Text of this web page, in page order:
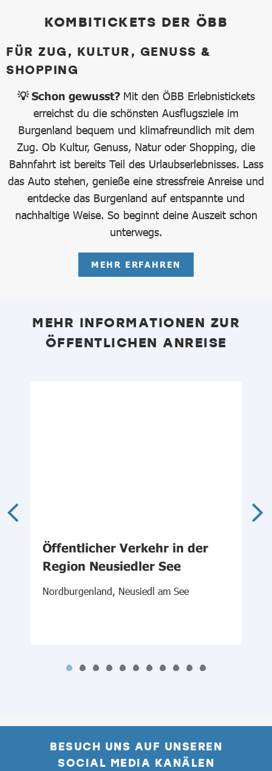
KOMBITICKETS DER ÖBB
FÜR ZUG, KULTUR, GENUSS &
SHOPPING
💡 Schon gewusst? Mit den ÖBB Erlebnistickets
erreichst du die schönsten Ausflugsziele im
Burgenland bequem und klimafreundlich mit dem
Zug. Ob Kultur, Genuss, Natur oder Shopping, die
Bahnfahrt ist bereits Teil des Urlaubserlebnisses. Lass
das Auto stehen, genieße eine stressfreie Anreise und
entdecke das Burgenland auf entspannte und
nachhaltige Weise. So beginnt deine Auszeit schon
unterwegs.
MEHR ERFAHREN
MEHR INFORMATIONEN ZUR
ÖFFENTLICHEN ANREISE
Öffentlicher Verkehr in der
Region Neusiedler See
Nordburgenland, Neusiedl am See
BESUCH UNS AUF UNSEREN
SOCIAL MEDIA KANÄLEN